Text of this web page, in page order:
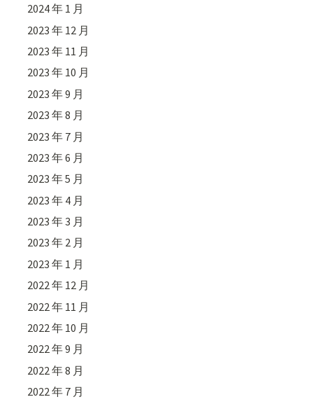
2024 年 1 月
2023 年 12 月
2023 年 11 月
2023 年 10 月
2023 年 9 月
2023 年 8 月
2023 年 7 月
2023 年 6 月
2023 年 5 月
2023 年 4 月
2023 年 3 月
2023 年 2 月
2023 年 1 月
2022 年 12 月
2022 年 11 月
2022 年 10 月
2022 年 9 月
2022 年 8 月
2022 年 7 月